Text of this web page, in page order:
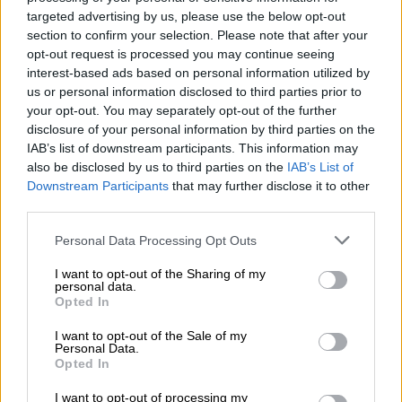
targeted advertising by us, please use the below opt-out
section to confirm your selection. Please note that after your
opt-out request is processed you may continue seeing
interest-based ads based on personal information utilized by
us or personal information disclosed to third parties prior to
your opt-out. You may separately opt-out of the further
disclosure of your personal information by third parties on the
IAB’s list of downstream participants. This information may
also be disclosed by us to third parties on the IAB’s List of
Downstream Participants that may further disclose it to other
Please note that this website/app uses one or more Google
not limited to your visit or usage behaviour. You may click to
grant or deny consent to Google and its third-party tags to
use your data for below specified purposes in below Google
consent section.
Personal Data Processing Opt Outs
I want to opt-out of the Sharing of my
personal data.
Opted In
I want to opt-out of the Sale of my
Personal Data.
Opted In
I want to opt-out of processing my
χαμογελάει, αλλά παράλληλα ζητάει απ'
όλους σε αυστηρό ύφος να αντιμετωπίζουν
με σοβαρότητα την κατάσταση σεβόμενοι
τον κόσμο που πήγε στο γήπεδο για να τους
παρακολουθήσει.